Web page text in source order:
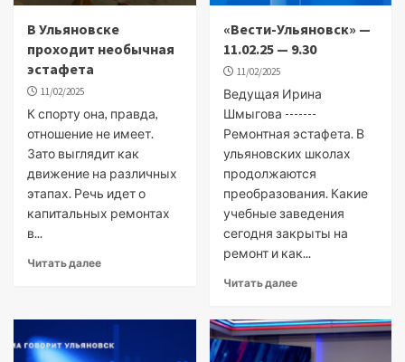
В Ульяновске
проходит необычная
эстафета
11/02/2025
К спорту она, правда,
отношение не имеет.
Зато выглядит как
движение на различных
этапах. Речь идет о
капитальных ремонтах
в...
Читать далее
«Вести-Ульяновск» —
11.02.25 — 9.30
11/02/2025
Ведущая Ирина
Шмыгова -------
Ремонтная эстафета. В
ульяновских школах
продолжаются
преобразования. Какие
учебные заведения
сегодня закрыты на
ремонт и как...
Читать далее